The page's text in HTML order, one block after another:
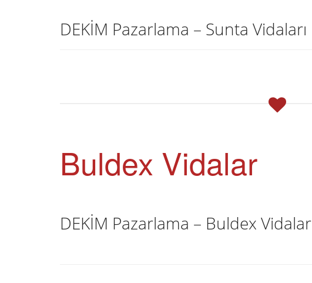
DEKİM Pazarlama – Sunta Vidaları
Buldex Vidalar
DEKİM Pazarlama – Buldex Vidalar